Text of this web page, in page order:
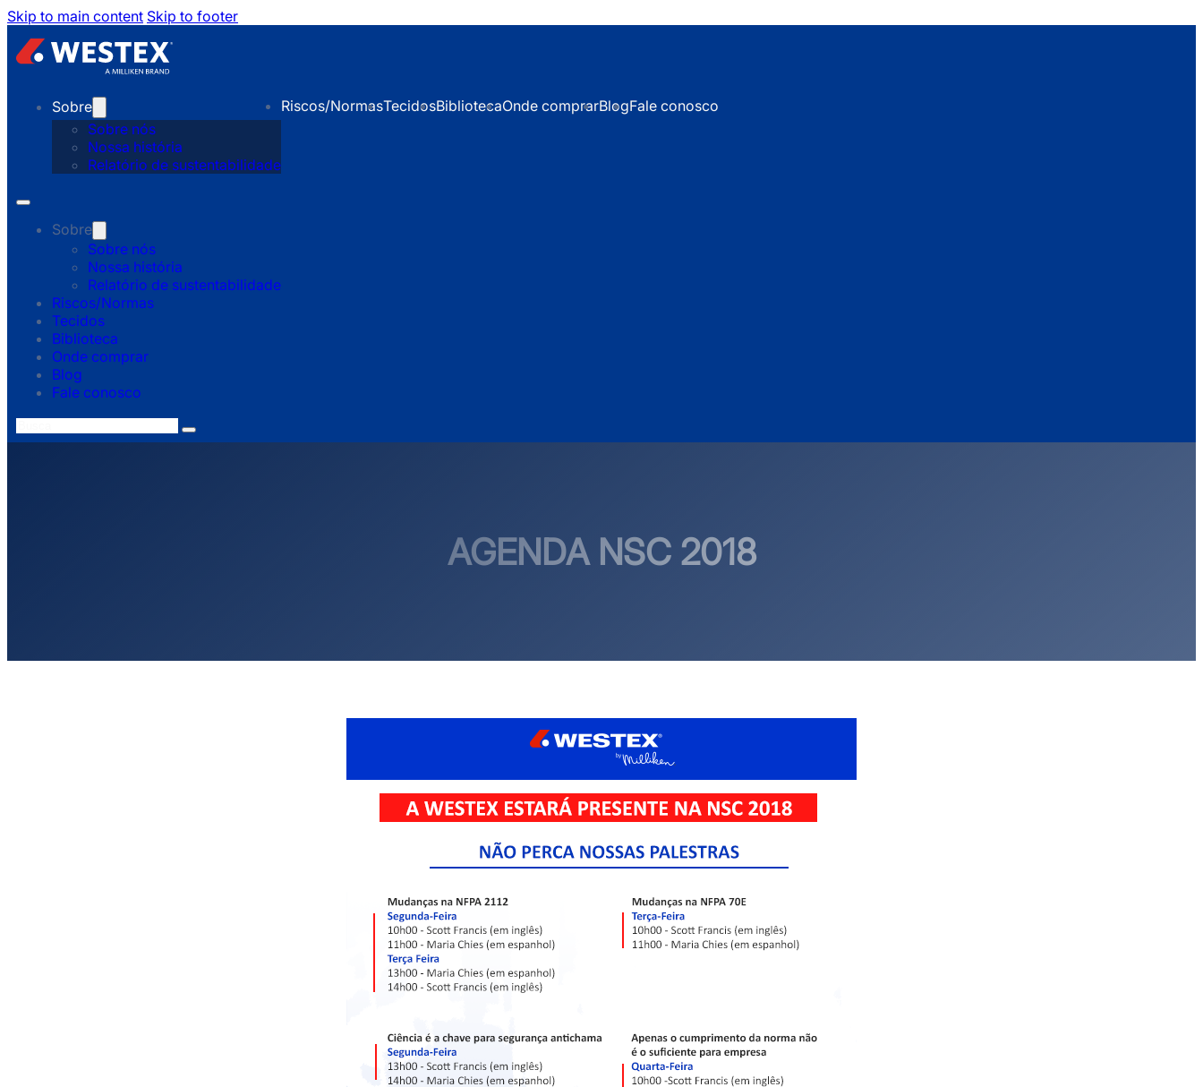
Skip to main content Skip to footer
Sobre
Sobre nós
Nossa história
Relatório de sustentabilidade
Riscos/NormasTecidosBibliotecaOnde comprarBlogFale conosco
Sobre
Sobre nós
Nossa história
Relatório de sustentabilidade
Riscos/Normas
Tecidos
Biblioteca
Onde comprar
Blog
Fale conosco
Search
AGENDA NSC 2018